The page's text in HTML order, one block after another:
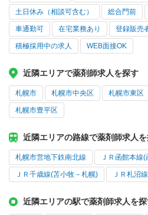
土日休み（相談可含む） 総合門前
車通勤可 在宅業務あり 登録販売
積極採用中の求人 WEB面接OK
近隣エリアで薬剤師求人を探す
札幌市 札幌市中央区 札幌市東区
札幌市豊平区
近隣エリアの路線で薬剤師求人
札幌市営地下鉄南北線 ＪＲ函館本線
ＪＲ千歳線(苫小牧－札幌) ＪＲ札沼線
近隣エリアの駅で薬剤師求人を